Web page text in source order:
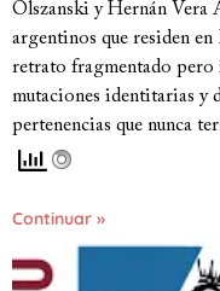
Olszanski y Hernán Vera
argentinos que residen
retrato fragmentado pero
mutaciones identitarias y
pertenencias que nunca
Continuar »